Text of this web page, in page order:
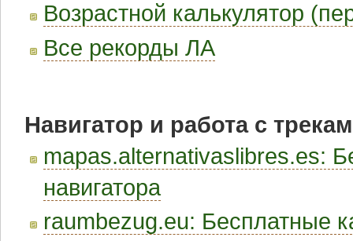
Возрастной калькулятор
Все рекорды ЛА
Навигатор и работа с
mapas.alternativaslibres.es:
навигатора
raumbezug.eu: Бесплатные